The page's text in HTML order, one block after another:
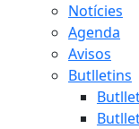
Notícies
Agenda
Avisos
Butlletins